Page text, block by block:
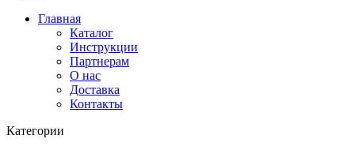
Главная
Каталог
Инструкции
Партнерам
О нас
Доставка
Контакты
Категории